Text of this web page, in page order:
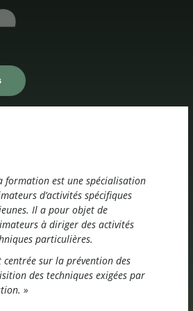
formation est une spécialisation
d’activités spécifiques
Il a pour objet de
à diriger des activités
particulières.
sur la prévention des
des techniques exigées par
»